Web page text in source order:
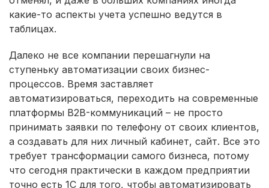
какие-то аспекты учета успешно ведутся в
таблицах.
Далеко не все компании перешагнули на
ступеньку автоматизации своих бизнес-
процессов. Время заставляет
автоматизироваться, переходить на современные
платформы B2B-коммуникаций – не просто
принимать заявки по телефону от своих клиентов,
а создавать для них личный кабинет, сайт. Все это
требует трансформации самого бизнеса, потому
что сегодня практически в каждом предприятии
точно есть 1С для того, чтобы автоматизировать